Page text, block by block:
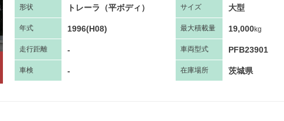
形状 トレーラ（平ボディ） サイズ 大型
年式 1996(H08) 最大積載量 19,000kg
走行距離 - 車両型式 PFB23901
車検 - 在庫場所 茨城県